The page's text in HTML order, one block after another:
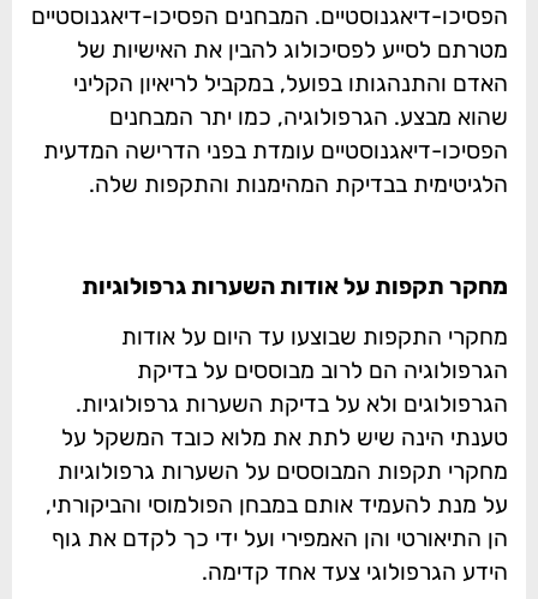
הפסיכו-דיאגנוסטיים. המבחנים הפסיכו-דיאגנוסטיים
מטרתם לסייע לפסיכולוג להבין את האישיות של
האדם והתנהגותו בפועל, במקביל לריאיון הקליני
שהוא מבצע. הגרפולוגיה, כמו יתר המבחנים
הפסיכו-דיאגנוסטיים עומדת בפני הדרישה המדעית
הלגיטימית בבדיקת המהימנות והתקפות שלה.
מחקר תקפות על אודות השערות גרפולוגיות
מחקרי התקפות שבוצעו עד היום על אודות
הגרפולוגיה הם לרוב מבוססים על בדיקת
הגרפולוגים ולא על בדיקת השערות גרפולוגיות.
טענתי הינה שיש לתת את מלוא כובד המשקל על
מחקרי תקפות המבוססים על השערות גרפולוגיות
על מנת להעמיד אותם במבחן הפולמוסי והביקורתי,
הן התיאורטי והן האמפירי ועל ידי כך לקדם את גוף
הידע הגרפולוגי צעד אחד קדימה.